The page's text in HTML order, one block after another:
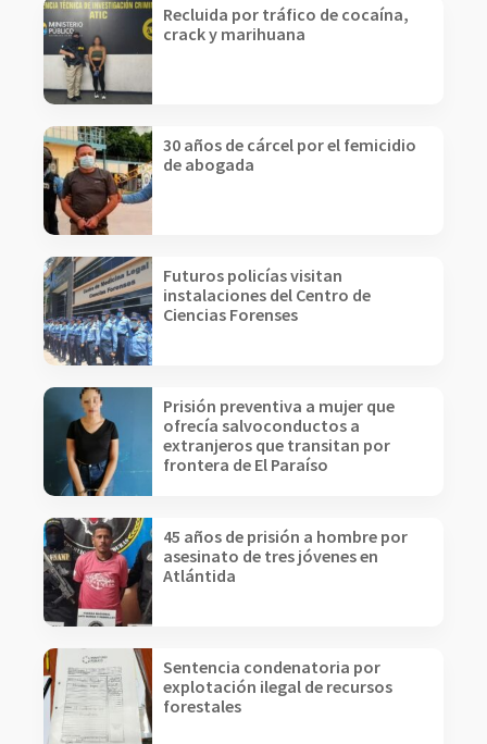
Recluida por tráfico de cocaína,
crack y marihuana
30 años de cárcel por el femicidio
de abogada
Futuros policías visitan
instalaciones del Centro de
Ciencias Forenses
Prisión preventiva a mujer que
ofrecía salvoconductos a
extranjeros que transitan por
frontera de El Paraíso
45 años de prisión a hombre por
asesinato de tres jóvenes en
Atlántida
Sentencia condenatoria por
explotación ilegal de recursos
forestales